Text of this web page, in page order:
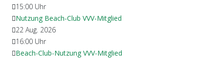
15:00 Uhr
Nutzung Beach-Club VVV-Mitglied
22 Aug. 2026
16:00 Uhr
Beach-Club-Nutzung VVV-Mitglied